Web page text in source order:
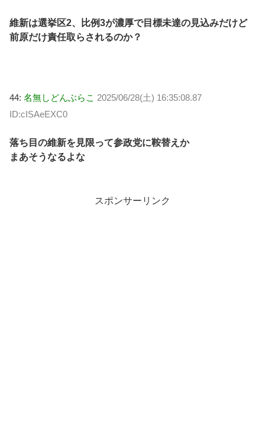
維新は選挙区2、比例3が濃厚で目標未達の見込みだけど
前原だけ責任取らされるのか？
44: 名無しどんぶらこ 2025/06/28(土) 16:35:08.87
ID:cISAeEXC0
落ち目の維新を見限って参政党に鞍替えか
まあそうなるよな
スポンサーリンク